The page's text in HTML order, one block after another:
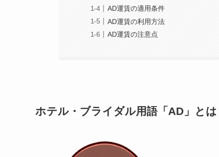
AD運賃の適用条件
AD運賃の利用方法
AD運賃の注意点
ホテル・ブライダル用語「AD」とは